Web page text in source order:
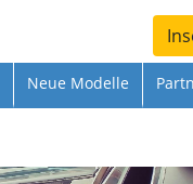
Neue Modelle